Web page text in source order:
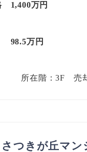
1,400万円
98.5万円
所在階：3F 売
つきが丘マン